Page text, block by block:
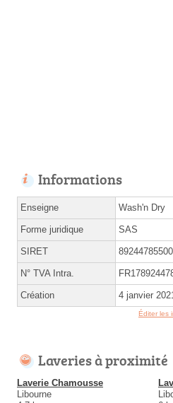
Informations
Enseigne Wash'n Dry
Forme juridique SAS
SIRET
N° TVA Intra.
Création 4 janvier
Éditer les
Laveries à proximité
Laverie Chamousse
Libourne